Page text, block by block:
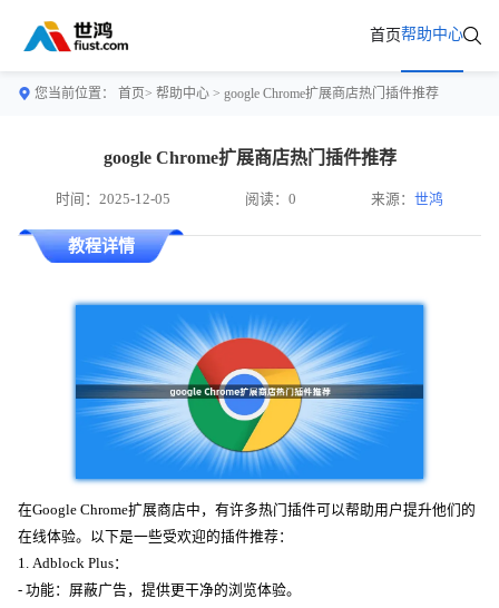
首页帮助中心
您当前位置： 首页> 帮助中心 > google Chrome扩展商店热门插件推荐
google Chrome扩展商店热门插件推荐
时间：2025-12-05 阅读：0 来源：世鸿
教程详情
在Google Chrome扩展商店中，有许多热门插件可以帮助用户提升他们的
在线体验。以下是一些受欢迎的插件推荐：
1. Adblock Plus：
- 功能：屏蔽广告，提供更干净的浏览体验。